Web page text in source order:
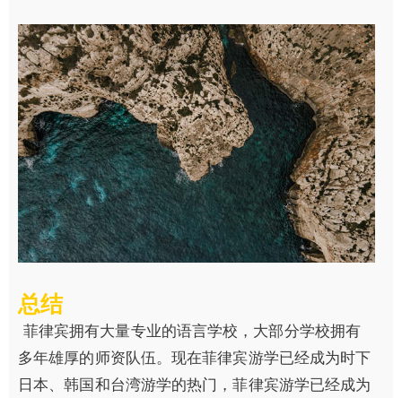
总结
菲律宾拥有大量专业的语言学校，大部分学校拥有
多年雄厚的师资队伍。现在菲律宾游学已经成为时下
日本、韩国和台湾游学的热门，菲律宾游学已经成为